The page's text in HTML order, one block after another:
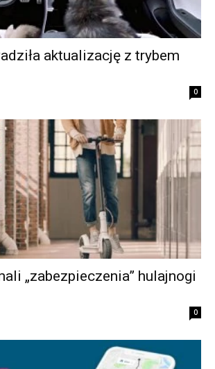
aktualizację z trybem
0
„zabezpieczenia” hulajnogi
0